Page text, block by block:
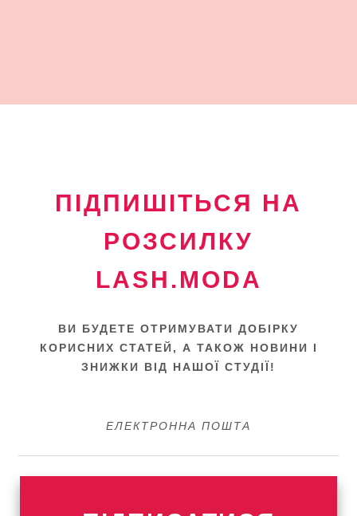
ПІДПИШІТЬСЯ НА
РОЗСИЛКУ
LASH.MODA
ВИ БУДЕТЕ ОТРИМУВАТИ ДОБІРКУ
КОРИСНИХ СТАТЕЙ, А ТАКОЖ НОВИНИ
І
ЗНИЖКИ ВІД НАШОЇ СТУДІЇ!